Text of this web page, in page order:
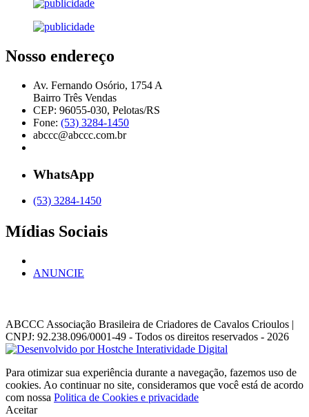
Nosso endereço
Av. Fernando Osório, 1754 A
Bairro Três Vendas
CEP: 96055-030, Pelotas/RS
Fone: (53) 3284-1450
abccc@abccc.com.br
WhatsApp
(53) 3284-1450
Mídias Sociais
ANUNCIE
ABCCC Associação Brasileira de Criadores de Cavalos Crioulos |
CNPJ: 92.238.096/0001-49 - Todos os direitos reservados - 2026
Para otimizar sua experiência durante a navegação, fazemos uso de
cookies. Ao continuar no site, consideramos que você está de acordo
com nossa Politica de Cookies e privacidade
Aceitar